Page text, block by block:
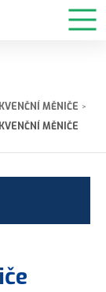
MĚNIČE
MĚNIČE